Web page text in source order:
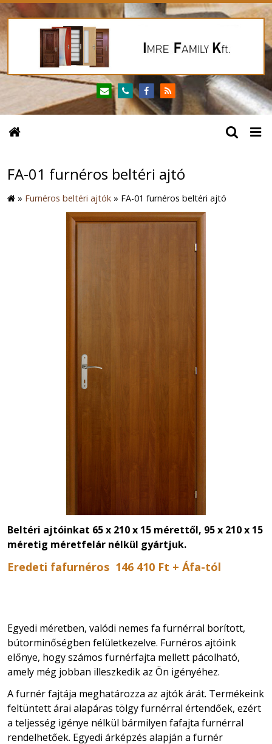
FA-01 furnéros beltéri ajtó
» Furnéros beltéri ajtók » FA-01 furnéros beltéri ajtó
Beltéri ajtóinkat 65 x 210 x 15 mérettől, 95 x 210 x 15
méretig méretfelár nélkül gyártjuk.
Eredeti fafurnéros 146 410 Ft + Áfa-tól
Egyedi méretben, valódi nemes fa furnérral borított,
bútorminőségben felületkezelve. Furnéros ajtóink
előnye, hogy számos furnérfajta mellett pácolható,
amely még jobban illeszkedik az Ön igényéhez.
A furnér fajtája meghatározza az ajtók árát. Termékeink
feltüntett árai alapáras tölgy furnérral értendőek, ezért
a teljesség igénye nélkül bármilyen fafajta furnérral
rendelhetőek. Egyedi árképzés alapján a furnér